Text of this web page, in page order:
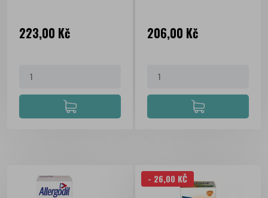
Cena
223,00 Kč Cena
206,00 Kč
- 26,00 KČ